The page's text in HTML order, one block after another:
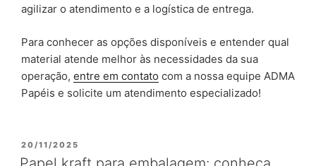
agilizar o atendimento e a logística de entrega.
Para conhecer as opções disponíveis e entender qual
material atende melhor às necessidades da sua
operação, entre em contato com a nossa equipe ADMA
Papéis e solicite um atendimento especializado!
PUBLICADO
EM
20/11/2025